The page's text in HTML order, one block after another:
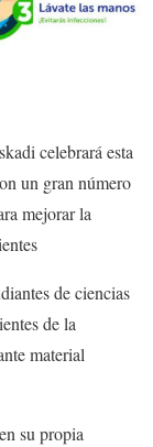
celebrará esta
un gran número
mejorar la
de ciencias
de la
material
su propia